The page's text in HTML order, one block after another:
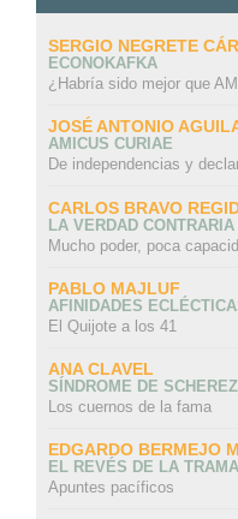
SERGIO NEGRETE
ECONOKAFKA
¿Habría sido mejor que
JOSÉ ANTONIO
AMICUS CURIAE
De independencias y
CARLOS BRAVO
LA VERDAD CONTRARIA
Mucho poder, poca
PABLO MAJLUF
AFINIDADES
El Quijote a los 41
ANA CLAVEL
SÍNDROME DE
Los cuernos de la fama
EDGARDO BERMEJO
EL REVÉS DE LA TRAMA
Apuntes pacíficos